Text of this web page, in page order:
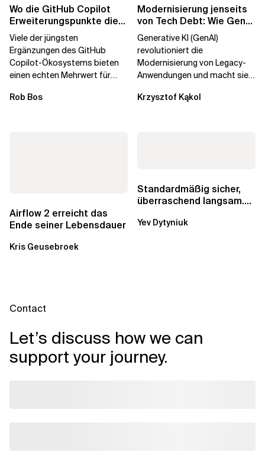
Wo die GitHub Copilot
Erweiterungspunkte die
Governance brechen
Viele der jüngsten
Ergänzungen des GitHub
Copilot-Ökosystems bieten
einen echten Mehrwert für
aber auch die...
Rob Bos
Modernisierung jenseits
von Tech Debt: Wie GenAI
die
Generative KI (GenAI)
revolutioniert die
Modernisierung von Legacy-
Anwendungen und macht sie
Durch die Automatisierung...
Krzysztof Kąkol
Airflow 2 erreicht das
Ende seiner Lebensdauer
Kris Geusebroek
Standardmäßig sicher,
überraschend langsam.
über die RDS...
Yev Dytyniuk
Contact
Let’s discuss how we can
support your journey.